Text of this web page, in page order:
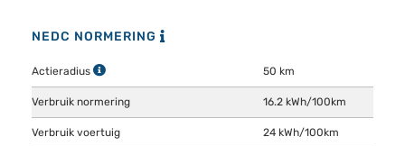
NEDC NORMERING
Actieradius 50 km
Verbruik normering 16.2 kWh/100km
Verbruik voertuig 24 kWh/100km